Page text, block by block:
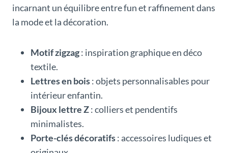
incarnant un équilibre entre fun et raffinement dans
la mode et la décoration.
Motif zigzag: inspiration graphique en déco
textile.
Lettres en bois: objets personnalisables pour
intérieur enfantin.
Bijoux lettre Z: colliers et pendentifs
minimalistes.
Porte-clés décoratifs: accessoires ludiques et